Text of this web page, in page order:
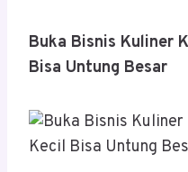
Buka Bisnis Kuliner
Bisa Untung Besar